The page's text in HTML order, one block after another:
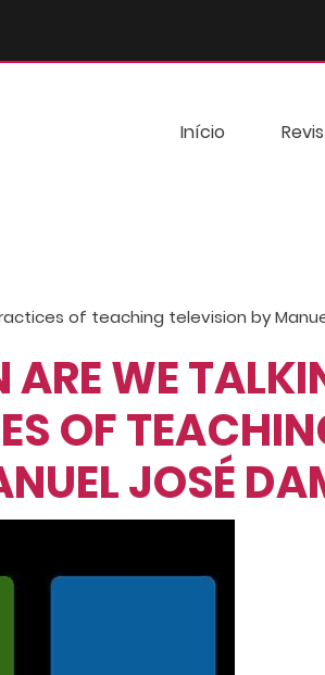
Início
of teaching television by
WE
OF
JOSÉ